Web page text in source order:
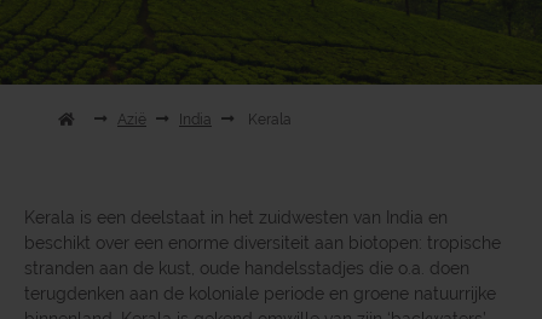
Azië India Kerala
Kerala is een deelstaat in het zuidwesten van India en
beschikt over een enorme diversiteit aan biotopen: tropische
stranden aan de kust, oude handelsstadjes die o.a. doen
terugdenken aan de koloniale periode en groene natuurrijke